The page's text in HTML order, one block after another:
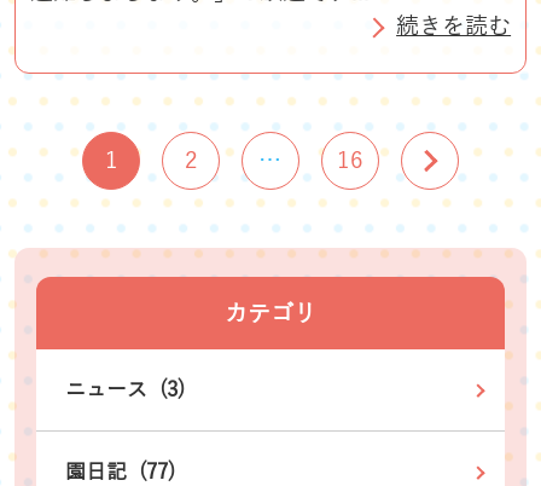
続きを読む
1 2 … 16
カテゴリ
ニュース (3)
園日記 (77)